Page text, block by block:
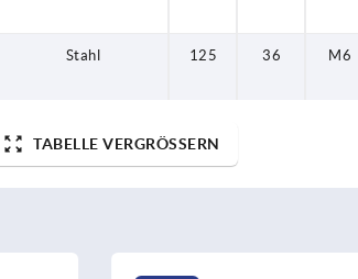
Stahl 125 36 M6
TABELLE VERGRÖSSERN